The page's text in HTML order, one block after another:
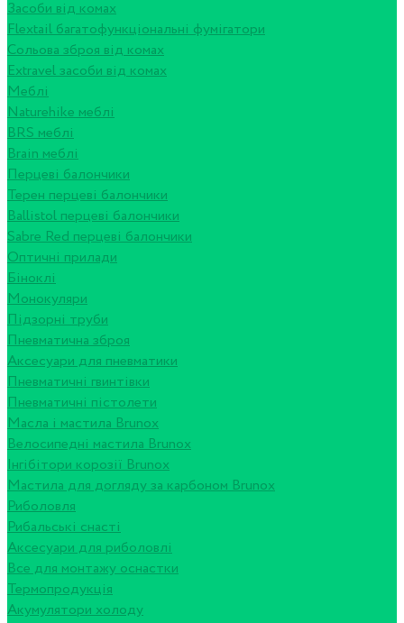
Засоби від комах
Flextail багатофункціональні фумігатори
Сольова зброя від комах
Extravel засоби від комах
Меблі
Naturehike меблі
BRS меблі
Brain меблі
Перцеві балончики
Терен перцеві балончики
Ballistol перцеві балончики
Sabre Red перцеві балончики
Оптичні прилади
Біноклі
Монокуляри
Підзорні труби
Пневматична зброя
Аксесуари для пневматики
Пневматичні гвинтівки
Пневматичні пістолети
Масла і мастила Brunox
Велосипедні мастила Brunox
Інгібітори корозії Brunox
Мастила для догляду за карбоном Brunox
Риболовля
Рибальські снасті
Аксесуари для риболовлі
Все для монтажу оснастки
Термопродукція
Акумулятори холоду